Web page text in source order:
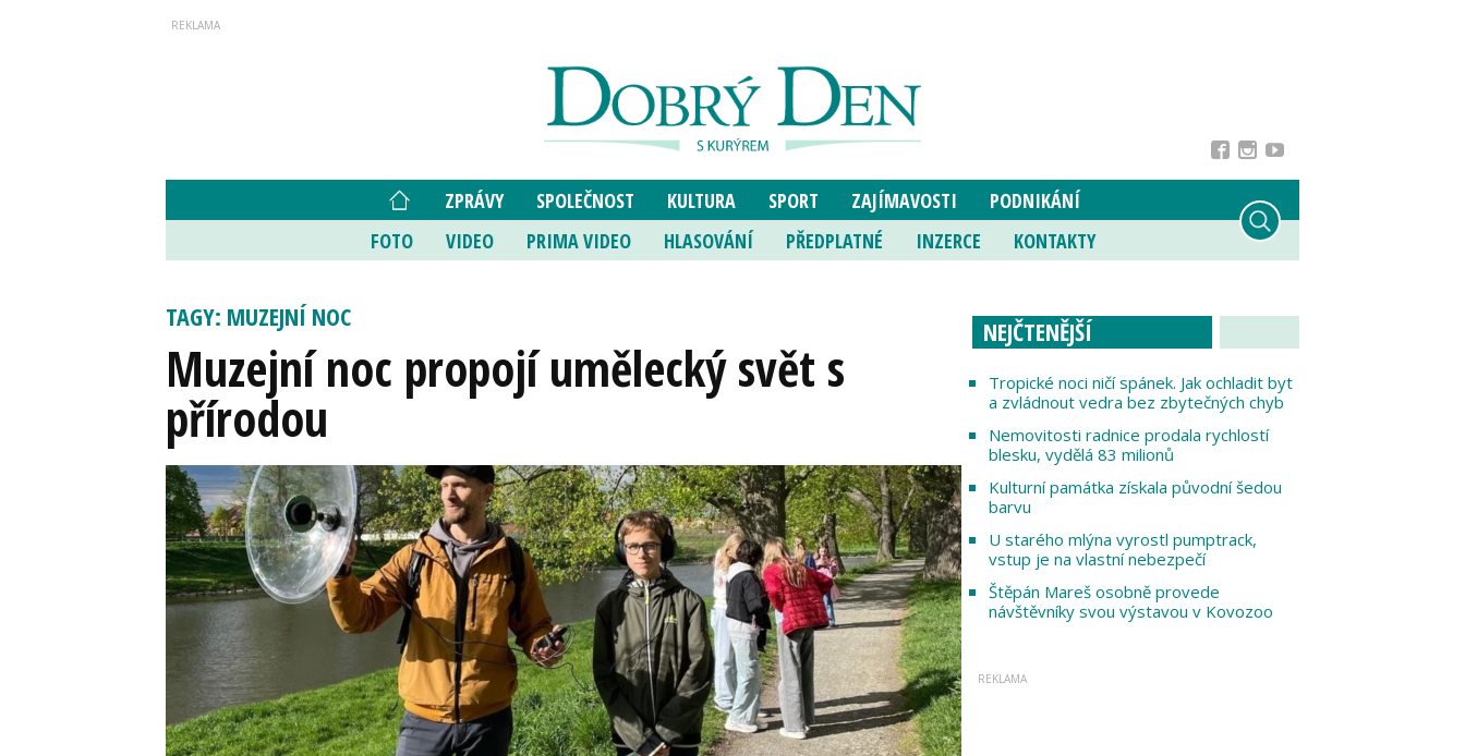
ZPRÁVY SPOLEČNOST KULTURA SPORT ZAJÍMAVOSTI
PODNIKÁNÍ
FOTO
VIDEO PRIMA VIDEO HLASOVÁNÍ PŘEDPLATNÉ INZERCE KONTAKTY
TAGY: MUZEJNÍ NOC
Muzejní noc propojí umělecký svět s
přírodou
NEJČTENĚJŠÍ
Tropické noci ničí spánek. Jak ochladit byt
a zvládnout vedra bez zbytečných chyb
Nemovitosti radnice prodala rychlostí
blesku, vydělá 83 milionů
Kulturní památka získala původní šedou
barvu
U starého mlýna vyrostl pumptrack,
vstup je na vlastní nebezpečí
Štěpán Mareš osobně provede
návštěvníky svou výstavou v Kovozoo